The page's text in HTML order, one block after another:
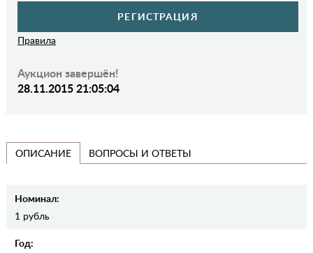
РЕГИСТРАЦИЯ
Правила
Аукцион завершён!
28.11.2015 21:05:04
ОПИСАНИЕ ВОПРОСЫ И ОТВЕТЫ
Номинал:
1 рубль
Год: